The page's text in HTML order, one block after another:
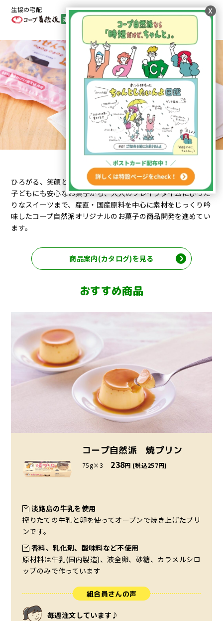
組合員
生協の宅配
未加入・ご利用検討者向け
菓子
ひろがる、笑顔とやさしい甘み。
子どもにも安心なお菓子から、大人のブレイクタイムにぴった
りなスイーツまで、産直・国産原料を中心に素材をじっくり吟
味したコープ自然派オリジナルのお菓子の商品開発を進めてい
ます。
商品案内(カタログ)を見る
おすすめ商品
コープ自然派 焼プリン
75g×3 238円 (税込257円)
淡路島の牛乳を使用
搾りたての牛乳と卵を使ってオーブンで焼き上げたプリ
ンです。
香料、乳化剤、酸味料など不使用
原材料は牛乳(国内製造)、液全卵、砂糖、カラメルシロ
ップのみで作っています
組合員さんの声
毎週注文しています♪
x